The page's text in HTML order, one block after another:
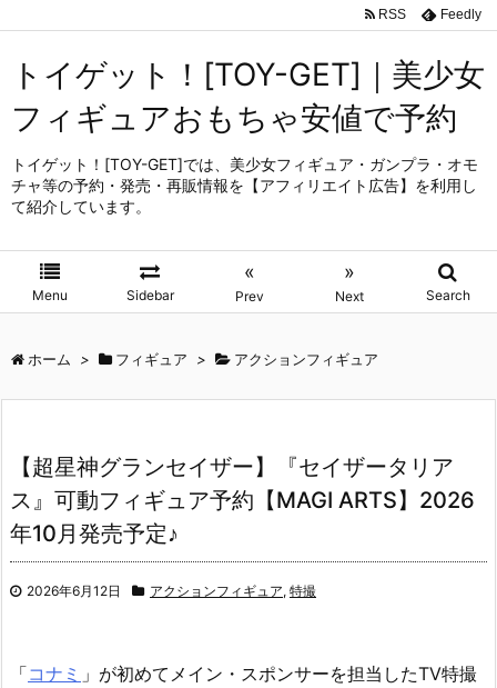
トイゲット！[TOY-GET]｜美少女
フィギュアおもちゃ安値で予約
トイゲット！[TOY-GET]では、美少女フィギュア・ガンプラ・オモ
チャ等の予約・発売・再販情報を【アフィリエイト広告】を利用し
て紹介しています。
Menu Sidebar
«
Prev
»
Next Search
RSS Feedly
ホーム > フィギュア > アクションフィギュア
【超星神グランセイザー】『セイザータリア
ス』可動フィギュア予約【MAGI ARTS】2026
年10月発売予定♪
2026年6月12日 アクションフィギュア, 特撮
「コナミ 」が初めてメイン・スポンサーを担当したTV特撮